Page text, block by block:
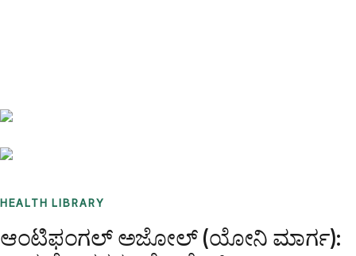
HEALTH LIBRARY
ಆಂಟಿಫಂಗಲ್ ಅಜೋಲ್ (ಯೋನಿ ಮಾರ್ಗ):